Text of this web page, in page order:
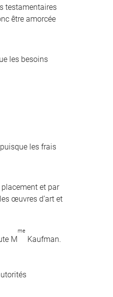
testamentaires
être amorcée
les besoins
les frais
et par
œuvres d’art et
M
me
Kaufman.